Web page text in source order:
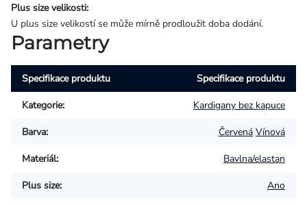
Plus size velikosti:
U plus size velikostí se může mírně prodloužit doba dodání.
Parametry
Specifikace produktu Specifikace produktu
Kategorie: Kardigany bez kapuce
Barva: Červená Vínová
Materiál: Bavlna/elastan
Plus size: Ano